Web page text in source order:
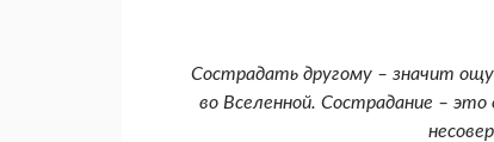
Сострадать другому – значит
во Вселенной. Сострадание –